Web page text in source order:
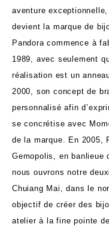
aventure
devient la marque de
Pandora commence à
1989, avec seulement
réalisation est un
2000, son concept de
personnalisé afin
se concrétise avec
de la marque. En 2005,
Gemopolis, en banlieue
nous ouvrons notre
Chuiang Mai, dans le
objectif de créer des
atelier à la fine pointe